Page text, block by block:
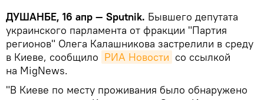
ДУШАНБЕ, 16 апр — Sputnik. Бывшего депутата
украинского парламента от фракции "Партия
регионов" Олега Калашникова застрелили в среду
в Киеве, сообщило РИА Новости со ссылкой
на MigNews.
"В Киеве по месту проживания было обнаружено